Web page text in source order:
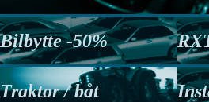
Bilbytte -50%
Traktor / båt